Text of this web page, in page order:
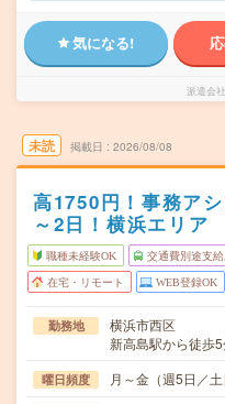
気になる!
派遣会社
未読 掲載日 2026/08/08
高1750円！事務ア
～2日！横浜エリア
職種未経験OK 交通費別途支給
在宅・リモート WEB登録OK
勤務地
横浜市西区
新高島駅から徒歩
曜日頻度 月～金（週5日／